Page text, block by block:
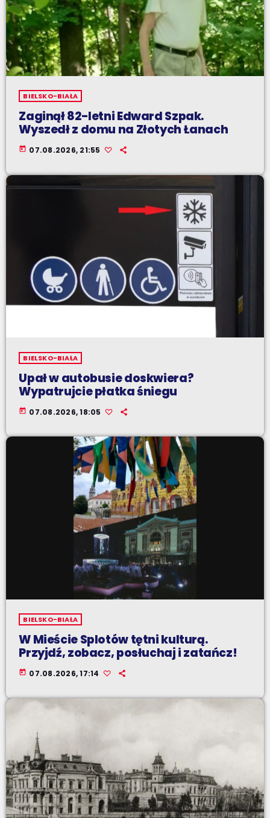
BIELSKO-BIAŁA
Zaginął 82-letni Edward Szpak.
Wyszedł z domu na Złotych Łanach
today 07.08.2026, 21:55
BIELSKO-BIAŁA
Upał w autobusie doskwiera?
Wypatrujcie płatka śniegu
today 07.08.2026, 18:05
BIELSKO-BIAŁA
W Mieście Splotów tętni kulturą.
Przyjdź, zobacz, posłuchaj i zatańcz!
today 07.08.2026, 17:14